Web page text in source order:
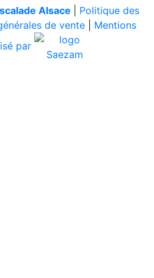
Alsace
Politique des
de vente| Mentions
par